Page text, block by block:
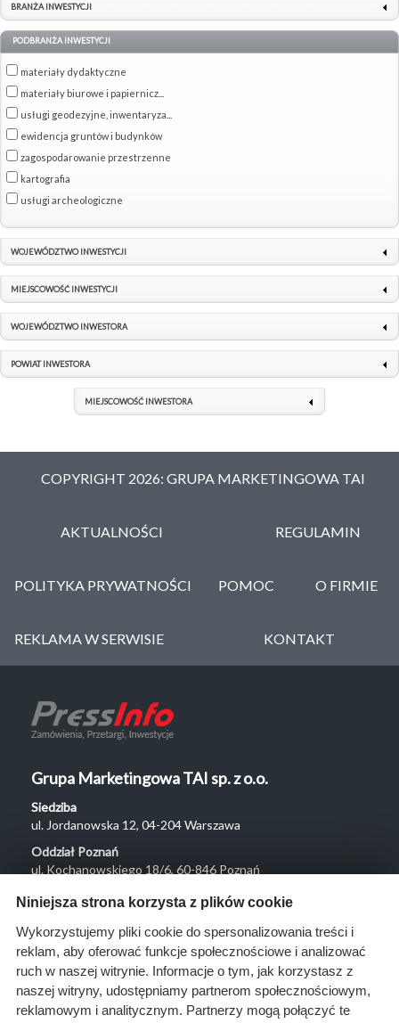
BRANŻA INWESTYCJI
PODBRANŻA INWESTYCJI
materiały dydaktyczne
materiały biurowe i papiernicz...
usługi geodezyjne, inwentaryza...
ewidencja gruntów i budynków
zagospodarowanie przestrzenne
kartografia
usługi archeologiczne
WOJEWÓDZTWO INWESTYCJI
MIEJSCOWOŚĆ INWESTYCJI
WOJEWÓDZTWO INWESTORA
POWIAT INWESTORA
MIEJSCOWOŚĆ INWESTORA
COPYRIGHT 2026: GRUPA MARKETINGOWA TAI
AKTUALNOŚCI REGULAMIN
POLITYKA PRYWATNOŚCI POMOC O FIRMIE
REKLAMA W SERWISIE KONTAKT
Grupa Marketingowa TAI sp. z o.o.
Siedziba
ul. Jordanowska 12, 04-204 Warszawa
Oddział Poznań
ul. Kochanowskiego 18/6, 60-846 Poznań
Menu
O nas
Rozwiązania
Monitoring
przetargów
Niniejsza strona korzysta z plików cookie
Wykorzystujemy pliki cookie do spersonalizowania treści i
reklam, aby oferować funkcje społecznościowe i analizować
ruch w naszej witrynie. Informacje o tym, jak korzystasz z
naszej witryny, udostępniamy partnerom społecznościowym,
reklamowym i analitycznym. Partnerzy mogą połączyć te